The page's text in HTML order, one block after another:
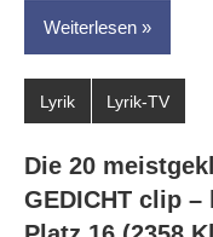
Weiterlesen
Lyrik Lyrik-TV
Die 20
GEDICHT clip